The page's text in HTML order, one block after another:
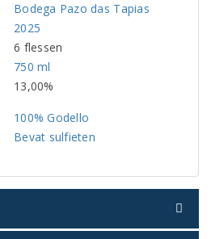
Bodega Pazo das Tapias
2025
6 flessen
750 ml
13,00%
100% Godello
Bevat sulfieten